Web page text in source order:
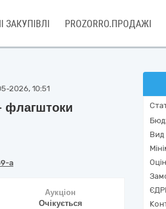
ЗАКУПІВЛІ PROZORRO.ПРОДАЖІ
2026, 10:51
флагштоки
a
Аукціон
Очікується
Вид